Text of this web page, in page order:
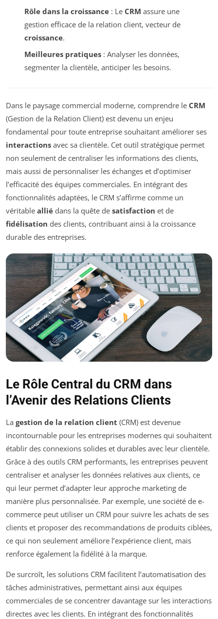
Rôle dans la croissance: Le CRM assure une
gestion efficace de la relation client, vecteur de
croissance.
Meilleures pratiques: Analyser les données,
segmenter la clientèle, anticiper les besoins.
Dans le paysage commercial moderne, comprendre le CRM
(Gestion de la Relation Client) est devenu un enjeu
fondamental pour toute entreprise souhaitant améliorer ses
interactions avec sa clientèle. Cet outil stratégique permet
non seulement de centraliser les informations des clients,
mais aussi de personnaliser les échanges et d’optimiser
l’efficacité des équipes commerciales. En intégrant des
fonctionnalités adaptées, le CRM s’affirme comme un
véritable allié dans la quête de satisfaction et de
fidélisation des clients, contribuant ainsi à la croissance
durable des entreprises.
Le Rôle Central du CRM dans
l’Avenir des Relations Clients
La gestion de la relation client (CRM) est devenue
incontournable pour les entreprises modernes qui souhaitent
établir des connexions solides et durables avec leur clientèle.
Grâce à des outils CRM performants, les entreprises peuvent
centraliser et analyser les données relatives aux clients, ce
qui leur permet d’adapter leur approche marketing de
manière plus personnalisée. Par exemple, une société de e-
commerce peut utiliser un CRM pour suivre les achats de ses
clients et proposer des recommandations de produits ciblées,
ce qui non seulement améliore l’expérience client, mais
renforce également la fidélité à la marque.
De surcroît, les solutions CRM facilitent l’automatisation des
tâches administratives, permettant ainsi aux équipes
commerciales de se concentrer davantage sur les interactions
directes avec les clients. En intégrant des fonctionnalités